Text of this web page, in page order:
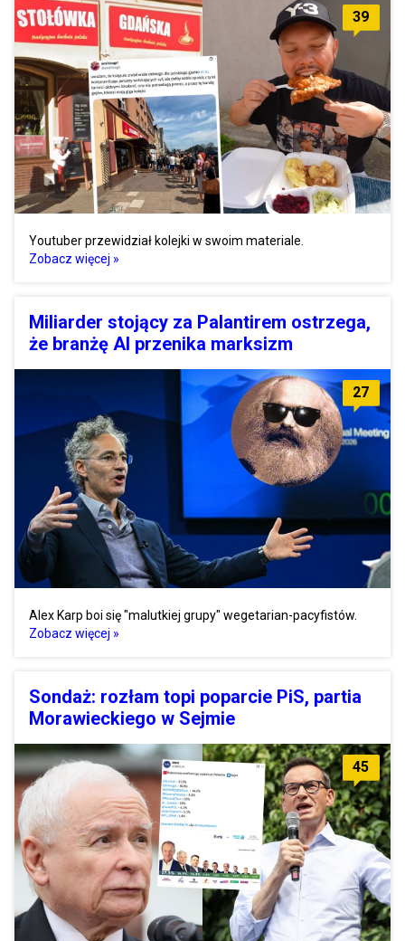
39
Youtuber przewidział kolejki w swoim materiale.
Zobacz więcej »
Miliarder stojący za Palantirem ostrzega,
że branżę AI przenika marksizm
27
Alex Karp boi się "malutkiej grupy" wegetarian-pacyfistów.
Zobacz więcej »
Sondaż: rozłam topi poparcie PiS, partia
Morawieckiego w Sejmie
45